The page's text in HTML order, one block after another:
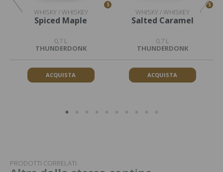
S
WHISKY / WHISKEY
Spiced Maple
0,7 L
THUNDERDONK
ACQUISTA
S
WHISKY / WHISKEY
Salted Caramel
0,7 L
THUNDERDONK
ACQUISTA
PRODOTTI CORRELATI